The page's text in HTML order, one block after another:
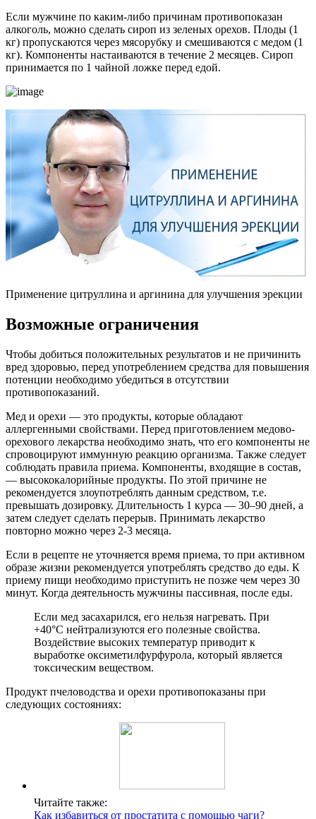
Если мужчине по каким-либо причинам противопоказан
алкоголь, можно сделать сироп из зеленых орехов. Плоды (1
кг) пропускаются через мясорубку и смешиваются с медом (1
кг). Компоненты настаиваются в течение 2 месяцев. Сироп
принимается по 1 чайной ложке перед едой.
Применение цитруллина и аргинина для улучшения эрекции
Возможные ограничения
Чтобы добиться положительных результатов и не причинить
вред здоровью, перед употреблением средства для повышения
потенции необходимо убедиться в отсутствии
противопоказаний.
Мед и орехи — это продукты, которые обладают
аллергенными свойствами. Перед приготовлением медово-
орехового лекарства необходимо знать, что его компоненты не
спровоцируют иммунную реакцию организма. Также следует
соблюдать правила приема. Компоненты, входящие в состав,
— высококалорийные продукты. По этой причине не
рекомендуется злоупотреблять данным средством, т.е.
превышать дозировку. Длительность 1 курса — 30–90 дней, а
затем следует сделать перерыв. Принимать лекарство
повторно можно через 2-3 месяца.
Если в рецепте не уточняется время приема, то при активном
образе жизни рекомендуется употреблять средство до еды. К
приему пищи необходимо приступить не позже чем через 30
минут. Когда деятельность мужчины пассивная, после еды.
Если мед засахарился, его нельзя нагревать. При
+40°C нейтрализуются его полезные свойства.
Воздействие высоких температур приводит к
выработке оксиметилфурфурола, который является
токсическим веществом.
Продукт пчеловодства и орехи противопоказаны при
следующих состояниях:
Читайте также:
Как избавиться от простатита с помощью чаги?